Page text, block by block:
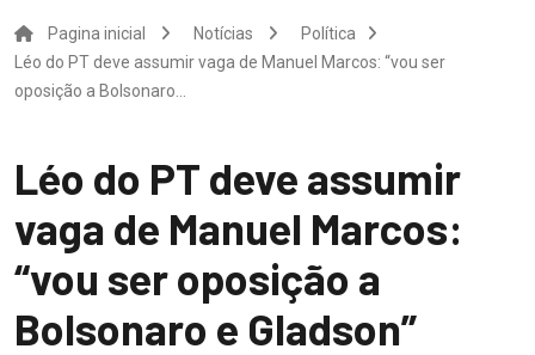
Pagina inicial Notícias
Política
Léo do PT deve assumir vaga de Manuel Marcos: “vou ser
oposição a Bolsonaro...
Léo do PT deve assumir
vaga de Manuel Marcos:
“vou ser oposição a
Bolsonaro e Gladson”